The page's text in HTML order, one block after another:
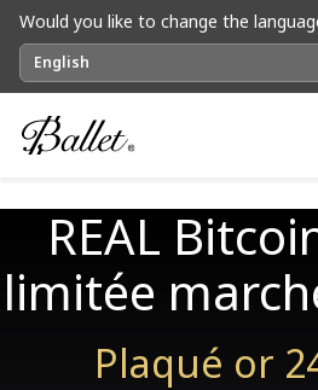
Would you like to change the
English
REAL
limitée
Plaqué or